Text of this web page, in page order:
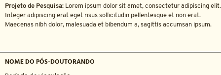
Projeto de Pesquisa: Lorem ipsum dolor sit amet, consectetur adipiscing elit.
Integer adipiscing erat eget risus sollicitudin pellentesque et non erat.
Maecenas nibh dolor, malesuada et bibendum a, sagittis accumsan ipsum.
NOME DO PÓS-DOUTORANDO